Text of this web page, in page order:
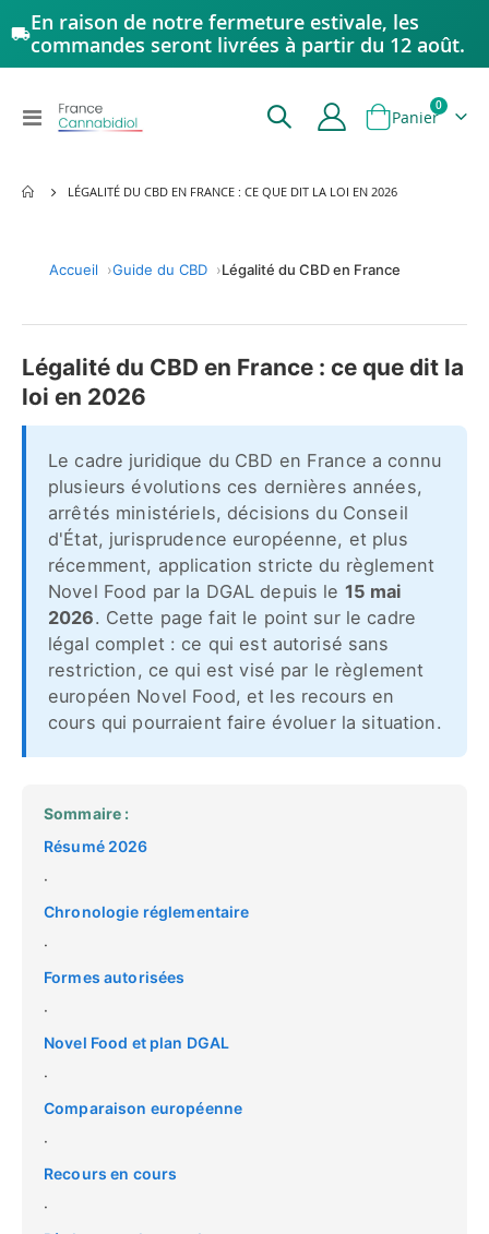
En raison de notre fermeture estivale, les
commandes seront livrées à partir du 12 août.
Affichage
navigation
Panier
0articles
LÉGALITÉ DU CBD EN FRANCE : CE QUE DIT LA LOI EN 2026
Accueil Guide du CBD Légalité du CBD en France
Légalité du CBD en France : ce que dit la
loi en 2026
Le cadre juridique du CBD en France a connu
plusieurs évolutions ces dernières années,
arrêtés ministériels, décisions du Conseil
d'État, jurisprudence européenne, et plus
récemment, application stricte du règlement
Novel Food par la DGAL depuis le 15 mai
2026. Cette page fait le point sur le cadre
légal complet : ce qui est autorisé sans
restriction, ce qui est visé par le règlement
européen Novel Food, et les recours en
cours qui pourraient faire évoluer la situation.
Sommaire :
Résumé 2026
·
Chronologie réglementaire
·
Formes autorisées
·
Novel Food et plan DGAL
·
Comparaison européenne
·
Recours en cours
·